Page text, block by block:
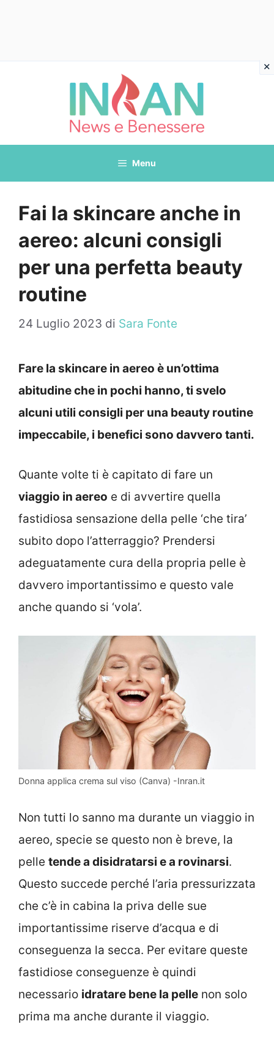
Menu
Fai la skincare anche in
aereo: alcuni consigli
per una perfetta beauty
routine
24 Luglio 2023 di Sara Fonte
Fare la skincare in aereo è un’ottima
abitudine che in pochi hanno, ti svelo
alcuni utili consigli per una beauty routine
impeccabile, i benefici sono davvero tanti.
Quante volte ti è capitato di fare un
viaggio in aereo e di avvertire quella
fastidiosa sensazione della pelle ‘che tira’
subito dopo l’atterraggio? Prendersi
adeguatamente cura della propria pelle è
davvero importantissimo e questo vale
anche quando si ‘vola’.
Donna applica crema sul viso (Canva) -Inran.it
Non tutti lo sanno ma durante un viaggio in
aereo, specie se questo non è breve, la
pelle tende a disidratarsi e a rovinarsi.
Questo succede perché l’aria pressurizzata
che c’è in cabina la priva delle sue
importantissime riserve d’acqua e di
conseguenza la secca. Per evitare queste
fastidiose conseguenze è quindi
necessario idratare bene la pelle non solo
prima ma anche durante il viaggio.